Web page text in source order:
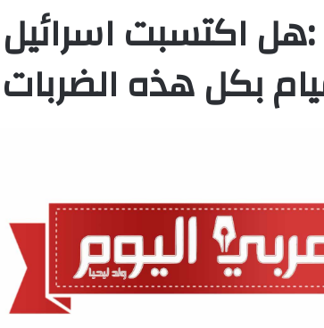
:هل اكتسبت اسرائيل
بكل هذه الضربات